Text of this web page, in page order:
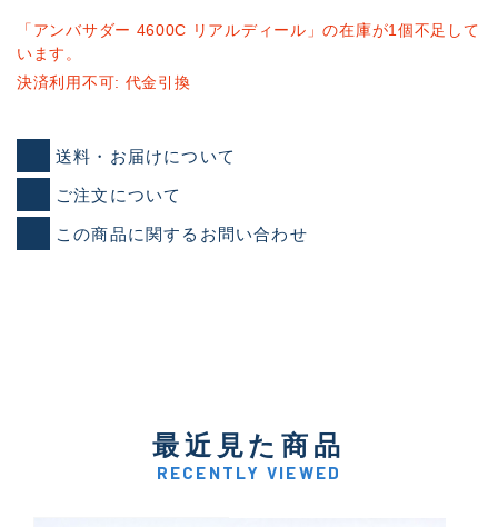
「アンバサダー 4600C リアルディール」の在庫が1個不足して
います。
決済利用不可: 代金引換
送料・お届けについて
ご注文について
この商品に関するお問い合わせ
最近見た商品
RECENTLY VIEWED